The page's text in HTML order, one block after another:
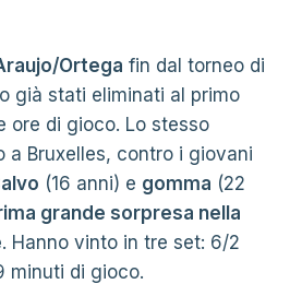
Ortega fin dal torneo di
già stati eliminati al primo
ore di gioco. Lo stesso
a Bruxelles, contro i giovani
(16 anni) e gomma (22
grande sorpresa nella
. Hanno vinto in tre set: 6/2
minuti di gioco.